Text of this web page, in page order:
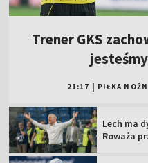
Trener GKS
21:17 PIŁKA
Lech ma
Roważa